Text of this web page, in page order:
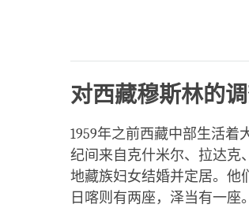
对西藏穆斯林的
1959年之前西藏中部生活
纪间来自克什米尔、拉达克
地藏族妇女结婚并定居。他
日喀则有两座，泽当有一